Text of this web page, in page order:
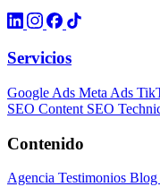
Servicios
Google Ads Meta Ads
SEO Content SEO
Contenido
Agencia Testimonios Blog